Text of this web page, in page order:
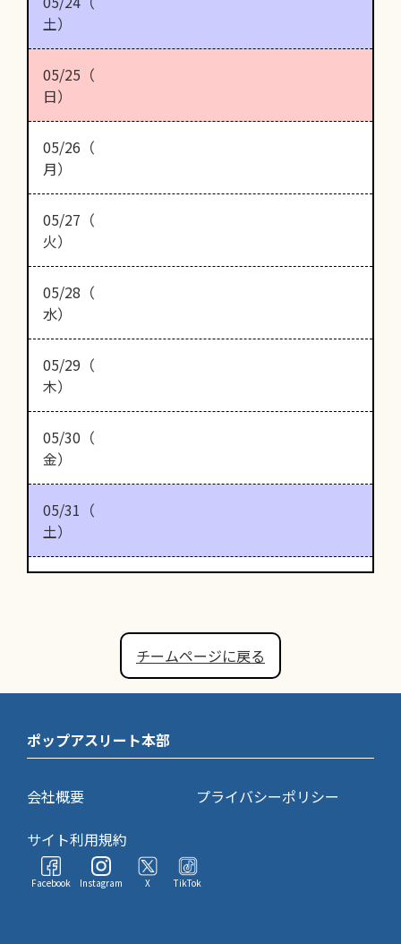
土）
05/25（
日）
05/26（
月）
05/27（
火）
05/28（
水）
05/29（
木）
05/30（
金）
05/31（
土）
チームページに戻る
ポップアスリート本部
会社概要
プライバシーポリシー
サイト利用規約
Facebook Instagram X TikTok